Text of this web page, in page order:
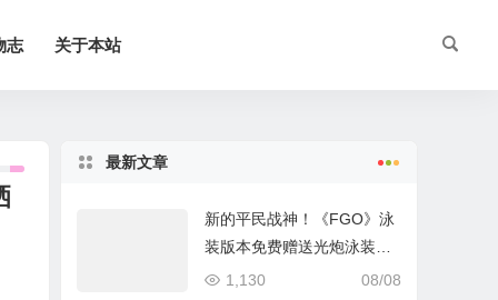
志 关于本站
最新文章
新的平民战神！《FGO》泳
装版本免费赠送光炮泳装呼
延灼解析
08/08
1,130